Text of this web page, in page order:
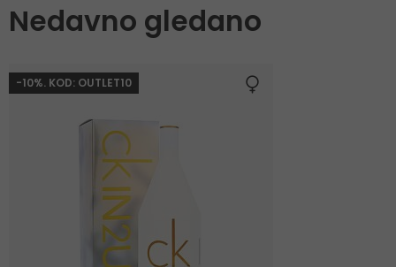
Nedavno gledano
-10%. KOD: OUTLET10